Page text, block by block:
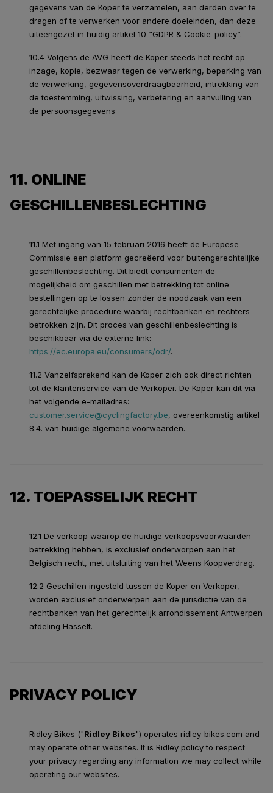
gegevens van de Koper te verzamelen, aan derden over te
dragen of te verwerken voor andere doeleinden, dan deze
uiteengezet in huidig artikel 10 “GDPR & Cookie-policy”.
10.4 Volgens de AVG heeft de Koper steeds het recht op
inzage, kopie, bezwaar tegen de verwerking, beperking van
de verwerking, gegevensoverdraagbaarheid, intrekking van
de toestemming, uitwissing, verbetering en aanvulling van
de persoonsgegevens
11. ONLINE
GESCHILLENBESLECHTING
11.1 Met ingang van 15 februari 2016 heeft de Europese
Commissie een platform gecreëerd voor buitengerechtelijke
geschillenbeslechting. Dit biedt consumenten de
mogelijkheid om geschillen met betrekking tot online
bestellingen op te lossen zonder de noodzaak van een
gerechtelijke procedure waarbij rechtbanken en rechters
betrokken zijn. Dit proces van geschillenbeslechting is
beschikbaar via de externe link:
https://ec.europa.eu/consumers/odr/.
11.2 Vanzelfsprekend kan de Koper zich ook direct richten
tot de klantenservice van de Verkoper. De Koper kan dit via
het volgende e-mailadres:
customer.service@cyclingfactory.be, overeenkomstig artikel
8.4. van huidige algemene voorwaarden.
12. TOEPASSELIJK RECHT
12.1 De verkoop waarop de huidige verkoopsvoorwaarden
betrekking hebben, is exclusief onderworpen aan het
Belgisch recht, met uitsluiting van het Weens Koopverdrag.
12.2 Geschillen ingesteld tussen de Koper en Verkoper,
worden exclusief onderwerpen aan de jurisdictie van de
rechtbanken van het gerechtelijk arrondissement Antwerpen
afdeling Hasselt.
PRIVACY POLICY
Ridley Bikes ("Ridley Bikes") operates ridley-bikes.com and
may operate other websites. It is Ridley policy to respect
your privacy regarding any information we may collect while
operating our websites.